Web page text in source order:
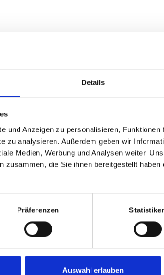
Details
und Anzeigen zu personalisieren,
zu analysieren. Außerdem geben wir
Medien, Werbung und Analysen weiter.
zusammen, die Sie ihnen bereitgestellt
Präferenzen
Auswahl erlauben
und Umgebung:
Fürth? Ihr Objekt liegt in der Nähe der
Tragen Sie die wichtigsten Daten
kontaktieren und Ihr Vorhaben